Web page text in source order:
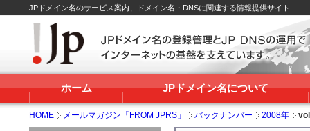
JPドメイン名のサービス案内、ドメイン名・DNSに関連する情報提供サイト
ホーム JPドメイン名について
HOME メールマガジン「FROM JPRS」 バックナンバー 2008年